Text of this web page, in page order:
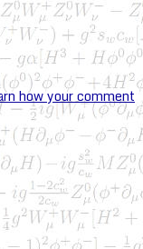
how your comment